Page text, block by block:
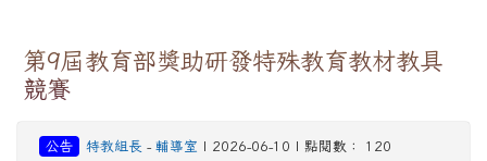
第9屆教育部獎助研發特殊教育教材教具
競賽
公告 特教組長 - 輔導室 | 2026-06-10 | 點閱數： 120